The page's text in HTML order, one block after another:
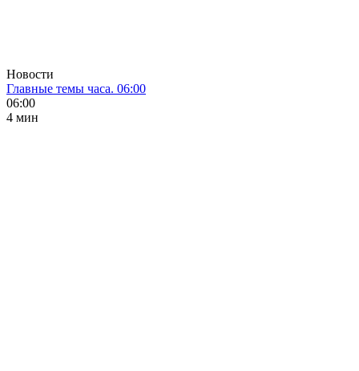
Новости
Главные темы часа. 06:00
06:00
4 мин